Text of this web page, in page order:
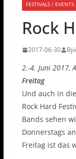
FESTIVALS / EVENTS
Rock
2017-06-30
2.-4. Juni 2017,
Freitag
Und auch in
Rock Hard
Bands sehen
Donnerstags
Freitag ist das